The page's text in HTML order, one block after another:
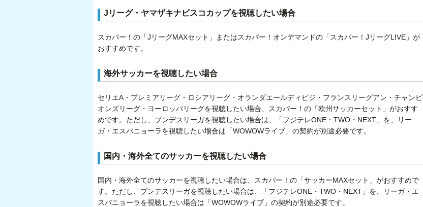
Jリーグ・ヤマザキナビスコカップを視聴したい場合
スカパー！の「JリーグMAXセット」またはスカパー！オンデマンドの「スカパー！JリーグLIVE」が
おすすめです。
海外サッカーを視聴したい場合
セリエA・プレミアリーグ・ロシアリーグ・オランダエールディビジ・フランスリーグアン・チャンピ
オンズリーグ・ヨーロッパリーグを視聴したい場合、スカパー！の「欧州サッカーセット」がおすす
めです。ただし、ブンデスリーガを視聴したい場合は、「フジテレONE・TWO・NEXT」を、リー
ガ・エスパニョーラを視聴したい場合は「WOWOWライブ」の契約が別途必要です。
国内・海外全てのサッカーを視聴したい場合
国内・海外全てのサッカーを視聴したい場合は、スカパー！の「サッカーMAXセット」がおすすめで
す。ただし、ブンデスリーガを視聴したい場合は、「フジテレONE・TWO・NEXT」を、リーガ・エ
スパニョーラを視聴したい場合は「WOWOWライブ」の契約が別途必要です。